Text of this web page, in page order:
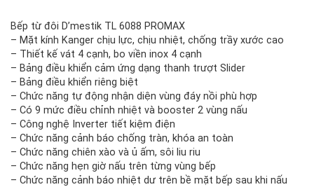
Bếp từ đôi D’mestik TL 6088 PROMAX
– Mặt kính Kanger chịu lực, chịu nhiệt, chống trầy xước cao
– Thiết kế vát 4 cạnh, bo viền inox 4 cạnh
– Bảng điều khiển cảm ứng dạng thanh trượt Slider
– Bảng điều khiển riêng biệt
– Chức năng tự động nhận diện vùng đáy nồi phù hợp
– Có 9 mức điều chỉnh nhiệt và booster 2 vùng nấu
– Công nghệ Inverter tiết kiệm điện
– Chức năng cảnh báo chống tràn, khóa an toàn
– Chức năng chiên xào và ủ ấm, sôi liu riu
– Chức năng hẹn giờ nấu trên từng vùng bếp
– Chức năng cảnh báo nhiệt dư trên bề mặt bếp sau khi nấu